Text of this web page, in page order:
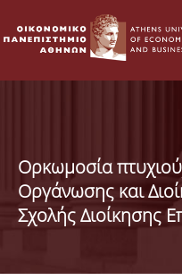
Ορκωμοσία
Οργάνωσης και
Σχολής Διοίκησης